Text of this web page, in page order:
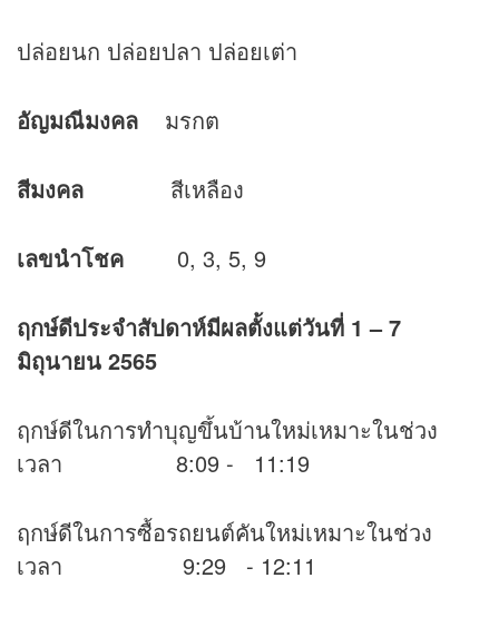
ปล่อยนก ปล่อยปลา ปล่อยเต่า
อัญมณีมงคล มรกต
สีมงคล สีเหลือง
เลขนำโชค 0, 3, 5, 9
ฤกษ์ดีประจำสัปดาห์มีผลตั้งแต่วันที่ 1 – 7
มิถุนายน 2565
ฤกษ์ดีในการทำบุญขึ้นบ้านใหม่เหมาะในช่วง
เวลา 8:09 - 11:19
ฤกษ์ดีในการซื้อรถยนต์คันใหม่เหมาะในช่วง
เวลา 9:29 - 12:11